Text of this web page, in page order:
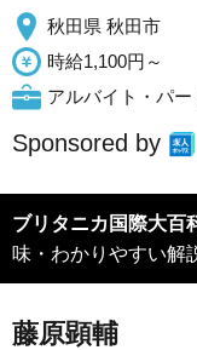
秋田県 秋田市
時給1,100円～
アルバイト・パー
Sponsored by
ブリタニカ国際大百
味・わかりやすい解
藤原顕輔